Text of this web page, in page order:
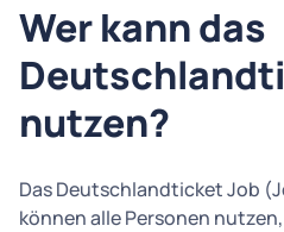
Wer kann das
nutzen?
Das Deutschlandticket Job
können alle Personen